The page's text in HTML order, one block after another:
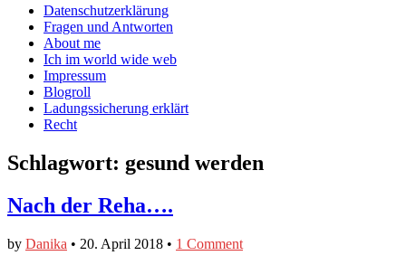
Facebook
anzeigen
Twitter
anzeigen
auf
Instagram
anzeigen
Main
menu
Skip
content
Datenschutzerklärung
Fragen und Antworten
About me
Ich im world wide web
Impressum
Blogroll
Ladungssicherung erklärt
Recht
Schlagwort: gesund werden
Nach der Reha….
by Danika • 20. April 2018 • 1 Comment